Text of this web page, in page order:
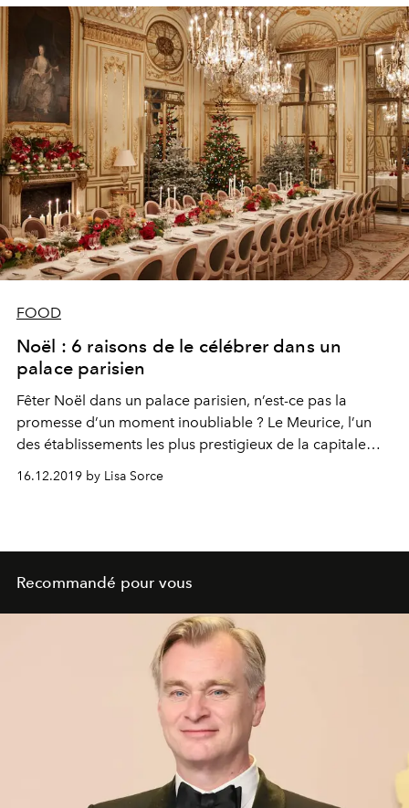
FOOD
Noël : 6 raisons de le célébrer dans un
palace parisien
Fêter Noël dans un palace parisien, n’est-ce pas la
promesse d’un moment inoubliable ? Le Meurice, l’un
des établissements les plus prestigieux de la capitale
placées sous le signe de la gastronomie et de
16.12.2019 by Lisa Sorce
Recommandé pour vous